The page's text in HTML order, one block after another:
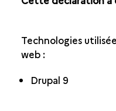
Technologies
web :
Drupal 9